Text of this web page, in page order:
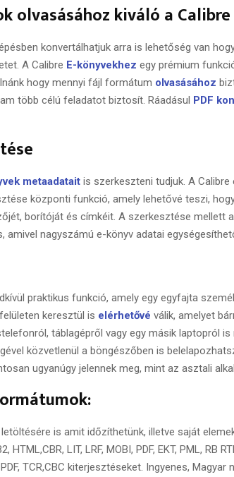
olvasásához kiváló a Calibre
konvertálhatjuk arra is lehetőség van
A Calibre E-könyvekhez egy prémium
hogy mennyi fájl formátum olvasásához
több célú feladatot biztosít. Ráadásul PDF
metaadatait is szerkeszteni tudjuk. A Calibre
központi funkció, amely lehetővé teszi,
borítóját és címkéit. A szerkesztése mellett
nagyszámú e-könyv adatai
praktikus funkció, amely egy egyfajta
keresztül is elérhetővé válik, amelyet
táblagépről vagy egy másik laptopról is
közvetlenül a böngészőben is
ugyanúgy jelennek meg, mint az asztali
is amit időzíthetünk, illetve saját
HTML,CBR, LIT, LRF, MOBI, PDF, EKT, PML, RB
PDF, TCR,CBC kiterjesztéseket. Ingyenes,